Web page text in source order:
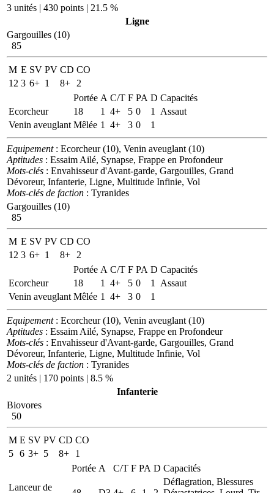
3 unités | 430 points | 21.5 %
Ligne
Gargouilles (10)
85
M E SV PV CD CO
12 3 6+ 1 8+
2
Portée A C/T F PA D Capacités
Ecorcheur
18 1 4+ 5 0 1
Assaut
Venin aveuglant Mêlée 1 4+ 3 0 1
Equipement: Ecorcheur (10), Venin aveuglant (10)
Aptitudes : Essaim Ailé, Synapse, Frappe en Profondeur
Mots-clés : Envahisseur d'Avant-garde, Gargouilles, Grand
Dévoreur, Infanterie, Ligne, Multitude Infinie, Vol
Mots-clés de faction : Tyranides
Gargouilles (10)
85
M E SV PV CD CO
12 3 6+ 1 8+
2
Portée A C/T F PA D Capacités
Ecorcheur
18 1 4+ 5 0 1
Assaut
Venin aveuglant Mêlée 1 4+ 3 0 1
Equipement: Ecorcheur (10), Venin aveuglant (10)
Aptitudes : Essaim Ailé, Synapse, Frappe en Profondeur
Mots-clés : Envahisseur d'Avant-garde, Gargouilles, Grand
Dévoreur, Infanterie, Ligne, Multitude Infinie, Vol
Mots-clés de faction : Tyranides
2 unités | 170 points | 8.5 %
Infanterie
Biovores
50
M E SV PV CD CO
5 6 3+ 5 8+
1
Portée A C/T F PA D Capacités
Lanceur de
Déflagration, Blessures